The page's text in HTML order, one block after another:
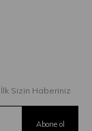
Sizin Haberiniz